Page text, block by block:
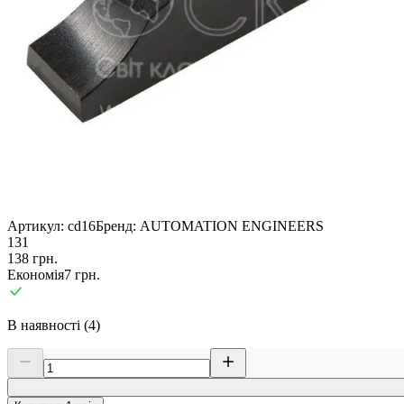
Артикул: cd16Бренд: AUTOMATION ENGINEERS
131
138 грн.
Економія7 грн.
В наявності (4)